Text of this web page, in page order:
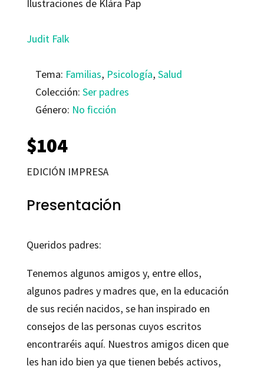
Ilustraciones de Klára Pap
Judit Falk
Tema: Familias, Psicología, Salud
Colección: Ser padres
Género: No ficción
$104
EDICIÓN IMPRESA
Presentación
Queridos padres:
Tenemos algunos amigos y, entre ellos,
algunos padres y madres que, en la educación
de sus recién nacidos, se han inspirado en
consejos de las personas cuyos escritos
encontraréis aquí. Nuestros amigos dicen que
les han ido bien ya que tienen bebés activos,